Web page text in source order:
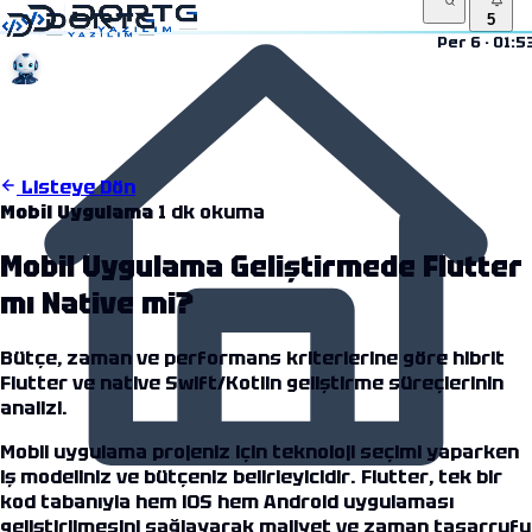
5
Per 6 ·
Listeye Dön
Mobil Uygulama 1 dk okuma
Mobil Uygulama Geliştirmede Flutter
mı Native mi?
Bütçe, zaman ve performans kriterlerine göre hibrit
Flutter ve native Swift/Kotlin geliştirme süreçlerinin
analizi.
Mobil uygulama projeniz için teknoloji seçimi yaparken
iş modeliniz ve bütçeniz belirleyicidir. Flutter, tek bir
kod tabanıyla hem iOS hem Android uygulaması
geliştirilmesini sağlayarak maliyet ve zaman tasarrufu